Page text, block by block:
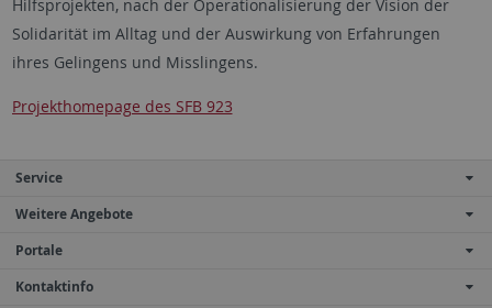
Hilfsprojekten, nach der Operationalisierung der Vision der
Solidarität im Alltag und der Auswirkung von Erfahrungen
ihres Gelingens und Misslingens.
Projekthomepage des SFB 923
Service
Weitere Angebote
Portale
Kontaktinfo